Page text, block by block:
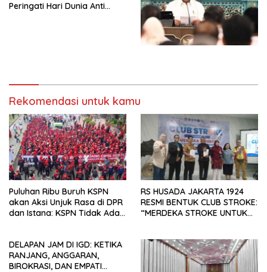
Simposium Nasional “Urgensi
Undang-Undang
Perekonomian Nasional dan
Kesejahteraan Sosial dalam
Peringati Hari Dunia Anti
Rekomendasi untuk kamu
Puluhan Ribu Buruh KSPN
akan Aksi Unjuk Rasa di DPR
dan Istana: KSPN Tidak Ada
Siapapun
RS HUSADA JAKARTA 1924
RESMI BENTUK CLUB STROKE:
“MERDEKA STROKE UNTUK
DELAPAN JAM DI IGD: KETIKA
RANJANG, ANGGARAN,
BIROKRASI, DAN EMPATI